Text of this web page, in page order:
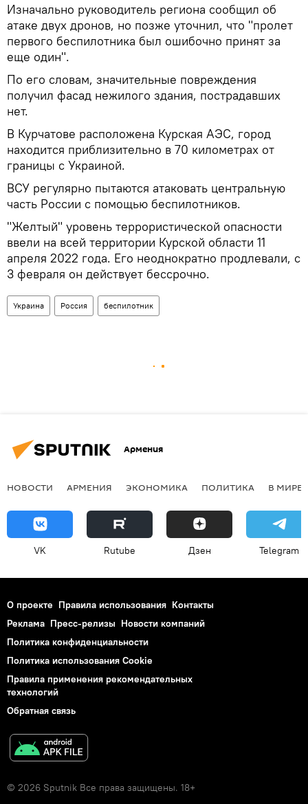
Изначально руководитель региона сообщил об
атаке двух дронов, но позже уточнил, что "пролет
первого беспилотника был ошибочно принят за
еще один".
По его словам, значительные повреждения
получил фасад нежилого здания, пострадавших
нет.
В Курчатове расположена Курская АЭС, город
находится приблизительно в 70 километрах от
границы с Украиной.
ВСУ регулярно пытаются атаковать центральную
часть России с помощью беспилотников.
"Желтый" уровень террористической опасности
ввели на всей территории Курской области 11
апреля 2022 года. Его неоднократно продлевали, с
3 февраля он действует бессрочно.
Украина Россия беспилотник
Армения
НОВОСТИ АРМЕНИЯ ЭКОНОМИКА ПОЛИТИКА В МИРЕ
VK Rutube Дзен Telegram
О проекте Правила использования Контакты
Реклама Пресс-релизы Новости компаний
Политика конфиденциальности
Политика использования Cookie
Правила применения рекомендательных
технологий
Обратная связь
© 2026 Sputnik Все права защищены. 18+